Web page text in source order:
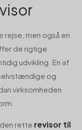
men også en
de rigtige
udvikling. En af
og
virksomheden
rette revisor til